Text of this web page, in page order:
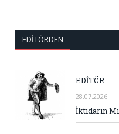
EDITÖRDEN
EDİTÖR
28.07.2026
İktidarın